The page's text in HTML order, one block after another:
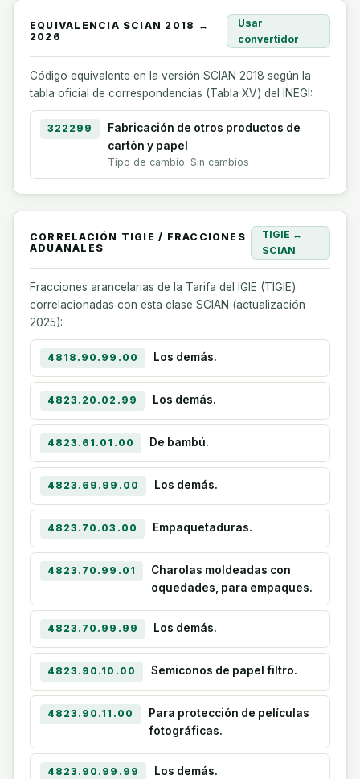
EQUIVALENCIA SCIAN 2018 ↔
2026
Usar
convertidor
Código equivalente en la versión SCIAN 2018 según la
tabla oficial de correspondencias (Tabla XV) del INEGI:
322299
Fabricación de otros productos de
cartón y papel
Tipo de cambio: Sin cambios
CORRELACIÓN TIGIE / FRACCIONES
ADUANALES
TIGIE ↔
SCIAN
Fracciones arancelarias de la Tarifa del IGIE (TIGIE)
correlacionadas con esta clase SCIAN (actualización
2025):
4818.90.99.00 Los demás.
4823.20.02.99 Los demás.
4823.61.01.00 De bambú.
4823.69.99.00 Los demás.
4823.70.03.00 Empaquetaduras.
4823.70.99.01
Charolas moldeadas con
oquedades, para empaques.
4823.70.99.99 Los demás.
4823.90.10.00 Semiconos de papel filtro.
4823.90.11.00
Para protección de películas
fotográficas.
4823.90.99.99 Los demás.